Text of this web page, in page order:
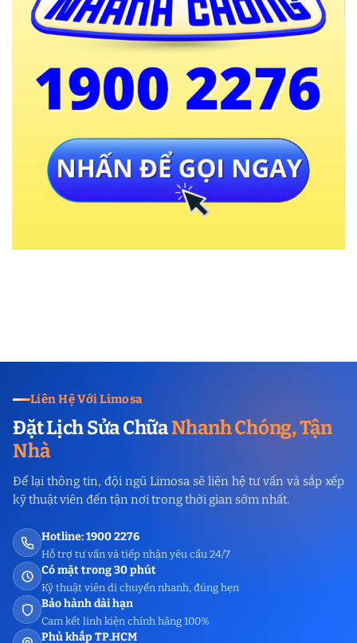
Liên Hệ Với Limosa
Đặt Lịch Sửa ChữaNhanh Chóng, Tận
Nhà
Để lại thông tin, đội ngũ Limosa sẽ liên hệ tư vấn và sắp xếp
kỹ thuật viên đến tận nơi trong thời gian sớm nhất.
Hotline: 1900 2276
Hỗ trợ tư vấn và tiếp nhận yêu cầu 24/7
Có mặt trong 30 phút
Kỹ thuật viên di chuyển nhanh, đúng hẹn
Bảo hành dài hạn
Cam kết linh kiện chính hãng 100%
Phủ khắp TP.HCM